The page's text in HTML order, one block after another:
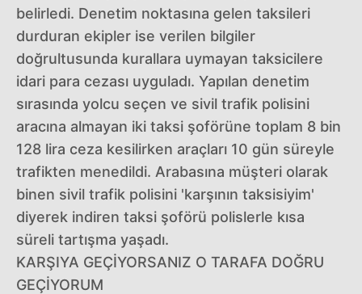
belirledi. Denetim noktasına gelen taksileri
durduran ekipler ise verilen bilgiler
doğrultusunda kurallara uymayan taksicilere
idari para cezası uyguladı. Yapılan denetim
sırasında yolcu seçen ve sivil trafik polisini
aracına almayan iki taksi şoförüne toplam 8 bin
128 lira ceza kesilirken araçları 10 gün süreyle
trafikten menedildi. Arabasına müşteri olarak
binen sivil trafik polisini 'karşının taksisiyim'
diyerek indiren taksi şoförü polislerle kısa
süreli tartışma yaşadı.
KARŞIYA GEÇİYORSANIZ O TARAFA DOĞRU
GEÇİYORUM